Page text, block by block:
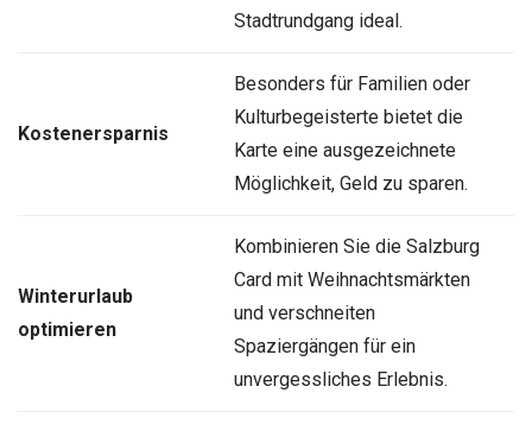
Stadtrundgang ideal.
Kostenersparnis
Besonders für Familien oder
Kulturbegeisterte bietet die
Karte eine ausgezeichnete
Möglichkeit, Geld zu sparen.
Winterurlaub
optimieren
Kombinieren Sie die Salzburg
Card mit Weihnachtsmärkten
und verschneiten
Spaziergängen für ein
unvergessliches Erlebnis.